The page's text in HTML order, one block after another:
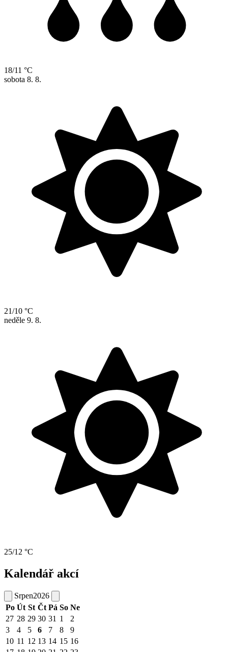
18/11 °C
sobota 8. 8.
21/10 °C
neděle 9. 8.
25/12 °C
Kalendář akcí
Srpen2026
Po Út St Čt Pá So Ne
27 28 29 30 31 1
2
3
4 5 6 7 8
9
10 11 12 13 14 15 16